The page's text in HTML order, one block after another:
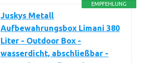
EMPFEHLUNG
Juskys Metall
Aufbewahrungsbox Limani 380
Liter - Outdoor Box -
wasserdicht, abschließbar -